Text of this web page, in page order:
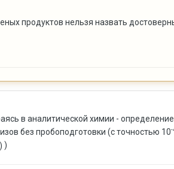
продуктов нельзя назвать
в аналитической химии -
без пробоподготовки (с точностью 10
)